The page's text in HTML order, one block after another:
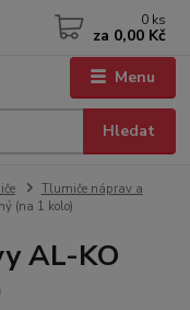
Menu
Hledat
0 ks
za 0,00 Kč
Tlumiče náprav a
(na 1 kolo)
AL-KO